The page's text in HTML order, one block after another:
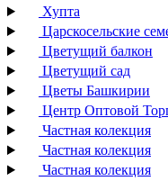
Хупта
Царскосельские
Цветущий балкон
Цветущий сад
Цветы Башкирии
Центр Оптовой
Частная колекция
Частная колекция
Частная колекция